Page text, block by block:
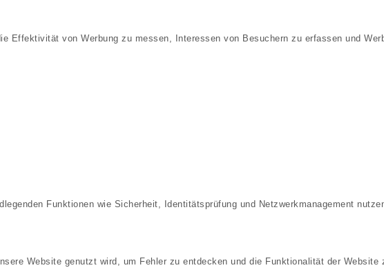
Effektivität von Werbung zu messen, Interessen von Besuchern zu erfassen und
Funktionen wie Sicherheit, Identitätsprüfung und Netzwerkmanagement
Website genutzt wird, um Fehler zu entdecken und die Funktionalität der Website